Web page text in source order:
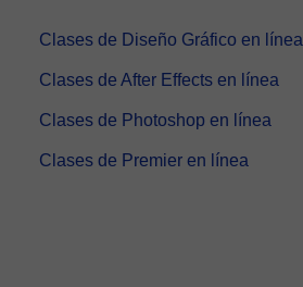
Clases de Diseño Gráfico en línea
Clases de After Effects en línea
Clases de Photoshop en línea
Clases de Premier en línea